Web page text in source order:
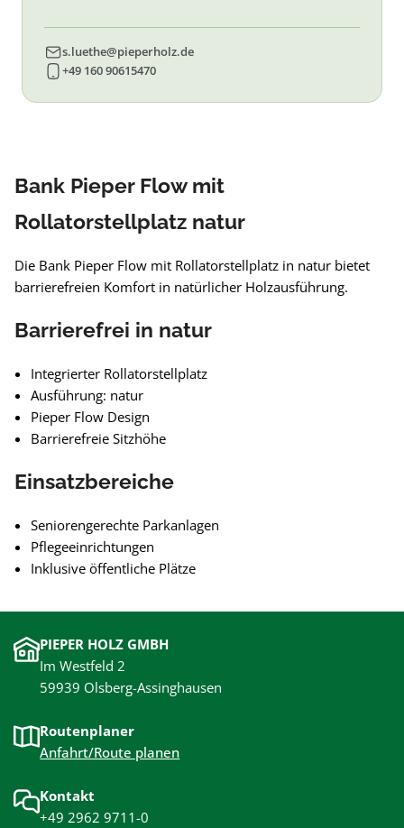
s.luethe@pieperholz.de
+49 160 90615470
Bank Pieper Flow mit
Rollatorstellplatz natur
Die Bank Pieper Flow mit Rollatorstellplatz in natur bietet
barrierefreien Komfort in natürlicher Holzausführung.
Barrierefrei in natur
Integrierter Rollatorstellplatz
Ausführung: natur
Pieper Flow Design
Barrierefreie Sitzhöhe
Einsatzbereiche
Seniorengerechte Parkanlagen
Pflegeeinrichtungen
Inklusive öffentliche Plätze
PIEPER HOLZ GMBH
Im Westfeld 2
59939 Olsberg-Assinghausen
Routenplaner
Anfahrt/Route planen
Kontakt
+49 2962 9711-0